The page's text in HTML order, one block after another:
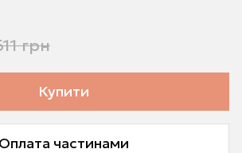
грн
Купити
Оплата частинами